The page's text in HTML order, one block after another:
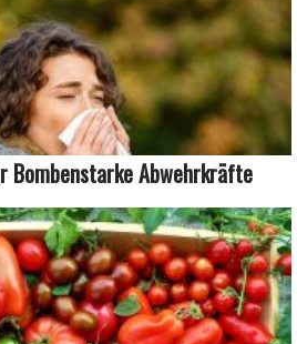
Bombenstarke Abwehrkräfte